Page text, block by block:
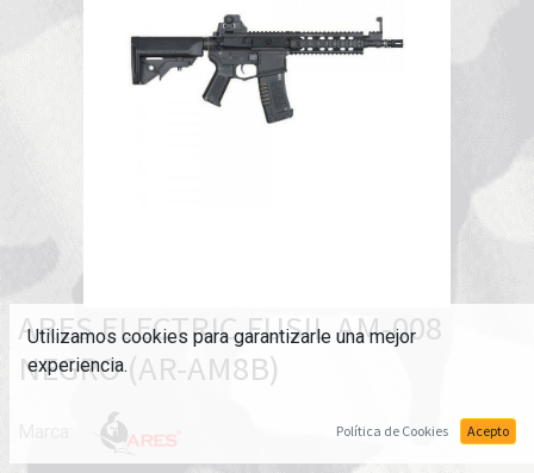
ARES ELECTRIC FUSIL AM-008
NEGRO (AR-AM8B)
Utilizamos cookies para garantizarle una mejor
experiencia.
Política de Cookies Acepto